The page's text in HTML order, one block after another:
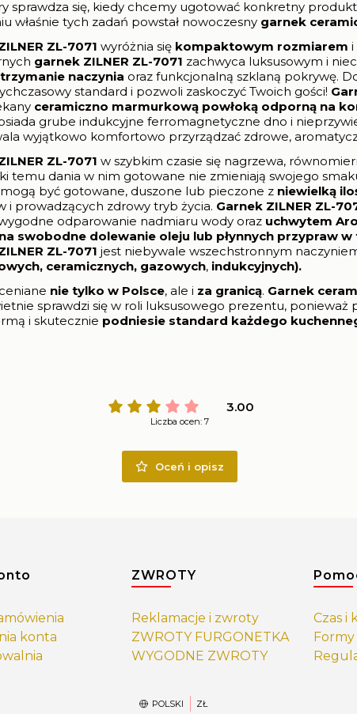
sprawdza się, kiedy chcemy ugotować konkretny
właśnie tych zadań powstał nowoczesnygarnek
ZL-7071 wyróżnia się kompaktowym rozmiarem i
garnek ZILNER ZL-7071 zachwyca luksusowym i
naczynia oraz funkcjonalną szklaną pokrywę.
standard i pozwoli zaskoczyć Twoich gości!
ceramiczno marmurkową powłoką odporną na
grube indukcyjne ferromagnetyczne dno i
wyjątkowo komfortowo przyrządzać zdrowe,
ZL-7071 w szybkim czasie się nagrzewa,
temu dania w nim gotowane nie zmieniają swojego
być gotowane, duszone lub pieczone zniewielką
i prowadzących zdrowy tryb życia. Garnek ZILNER ZL-
odparowanie nadmiaru wody oraz uchwytem
swobodne dolewanie oleju lub płynnych przypraw
ZL-7071 jest niebywale wszechstronnym
ceramicznych, gazowych, indukcyjnych).
nie tylko w Polsce, ale i za granicą. Garnek
sprawdzi się w roli luksusowego prezentu,
i skutecznie podniesie standard każdego
3.00
Liczba ocen: 7
Oceń i opisz
stopce
konta
ZWROTY
Reklamacje i zwroty
ZWROTY FURGONETKA
WYGODNE ZWROTY
Czas i
Formy
POLSKI ZŁ